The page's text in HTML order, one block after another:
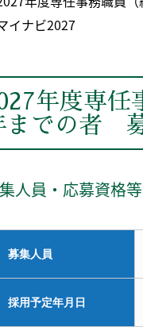
年度専任
までの者
人員・応募資格等
募集人員
採用予定年月日